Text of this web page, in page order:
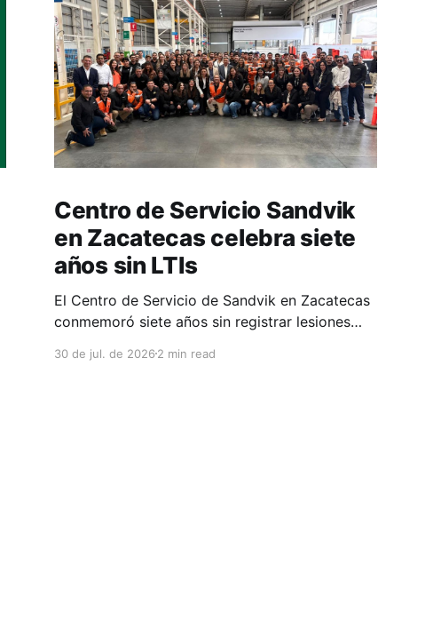
Centro de Servicio Sandvik
en Zacatecas celebra siete
años sin LTIs
El Centro de Servicio de Sandvik en Zacatecas
conmemoró siete años sin registrar lesiones
la consolidación de una cultura de seguridad
30 de jul. de 20262 min read